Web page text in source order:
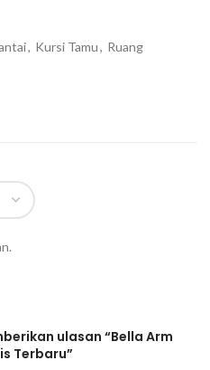
, Kursi Tamu, Ruang
ulasan “Bella Arm
Terbaru”